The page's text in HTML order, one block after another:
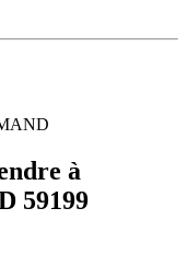
à
59199